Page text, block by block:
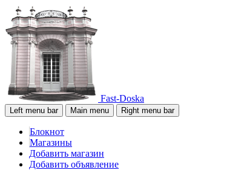
Fast-Doska
Left menu bar Main menu Right menu bar
Блокнот
Магазины
Добавить магазин
Добавить объявление